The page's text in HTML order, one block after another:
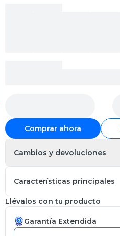
Comprar ahora
Cambios y devoluciones
Características principales
Llévalos con tu producto
Garantía Extendida